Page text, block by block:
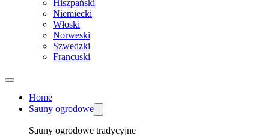
Hiszpański
Niemiecki
Włoski
Norweski
Szwedzki
Francuski
Home
Sauny ogrodowe
Sauny ogrodowe tradycyjne